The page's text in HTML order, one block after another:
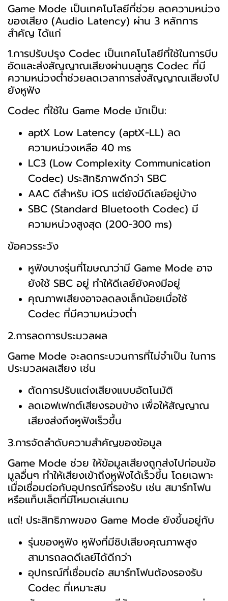
Game Mode เป็นเทคโนโลยีที่ช่วย ลดความหน่วง
ของเสียง (Audio Latency) ผ่าน 3 หลักการ
สำคัญ ได้แก่
1.การปรับปรุง Codec เป็นเทคโนโลยีที่ใช้ในการบีบ
อัดและส่งสัญญาณเสียงผ่านบลูทูธ Codec ที่มี
ความหน่วงต่ำช่วยลดเวลาการส่งสัญญาณเสียงไป
ยังหูฟัง
Codec ที่ใช้ใน Game Mode มักเป็น:
aptX Low Latency (aptX-LL) ลด
ความหน่วงเหลือ 40 ms
LC3 (Low Complexity Communication
Codec) ประสิทธิภาพดีกว่า SBC
AAC ดีสำหรับ iOS แต่ยังมีดีเลย์อยู่บ้าง
SBC (Standard Bluetooth Codec) มี
ความหน่วงสูงสุด (200-300 ms)
ข้อควรระวัง
หูฟังบางรุ่นที่โฆษณาว่ามี Game Mode อาจ
ยังใช้ SBC อยู่ ทำให้ดีเลย์ยังคงมีอยู่
คุณภาพเสียงอาจลดลงเล็กน้อยเมื่อใช้
Codec ที่มีความหน่วงต่ำ
2.การลดการประมวลผล
Game Mode จะลดกระบวนการที่ไม่จำเป็น ในการ
ประมวลผลเสียง เช่น
ตัดการปรับแต่งเสียงแบบอัตโนมัติ
ลดเอฟเฟกต์เสียงรอบข้าง เพื่อให้สัญญาณ
เสียงส่งถึงหูฟังเร็วขึ้น
3.การจัดลำดับความสำคัญของข้อมูล
Game Mode ช่วย ให้ข้อมูลเสียงถูกส่งไปก่อนข้อ
มูลอื่นๆ ทำให้เสียงเข้าถึงหูฟังได้เร็วขึ้น โดยเฉพาะ
เมื่อเชื่อมต่อกับอุปกรณ์ที่รองรับ เช่น สมาร์ทโฟน
หรือแท็บเล็ตที่มีโหมดเล่นเกม
แต่! ประสิทธิภาพของ Game Mode ยังขึ้นอยู่กับ
รุ่นของหูฟัง หูฟังที่มีชิปเสียงคุณภาพสูง
สามารถลดดีเลย์ได้ดีกว่า
อุปกรณ์ที่เชื่อมต่อ สมาร์ทโฟนต้องรองรับ
Codec ที่เหมาะสม